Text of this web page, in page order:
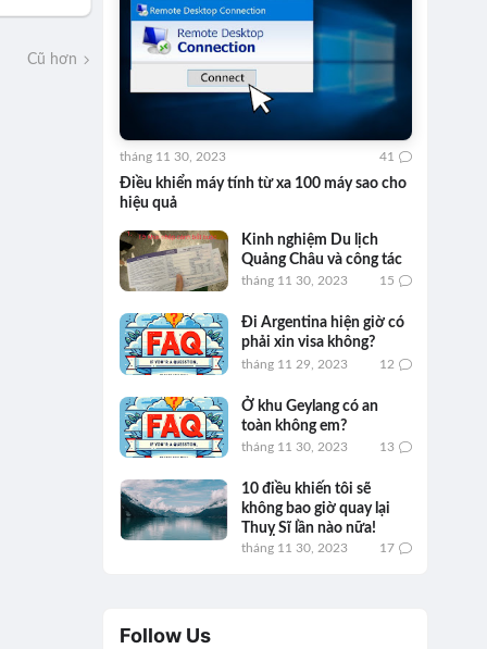
Cũ hơn
Điều khiển máy tính từ xa 100 máy sao cho
hiệu quả
tháng 11 30, 2023 41
Kinh nghiệm Du lịch
Quảng Châu và công tác
tháng 11 30, 2023 15
Đi Argentina hiện giờ có
phải xin visa không?
tháng 11 29, 2023 12
Ở khu Geylang có an
toàn không em?
tháng 11 30, 2023 13
10 điều khiến tôi sẽ
không bao giờ quay lại
Thuỵ Sĩ lần nào nữa!
tháng 11 30, 2023 17
Follow Us